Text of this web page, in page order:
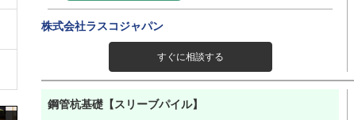
株式会社ラスコジャパン
すぐに相談する
鋼管杭基礎【スリーブパイル】